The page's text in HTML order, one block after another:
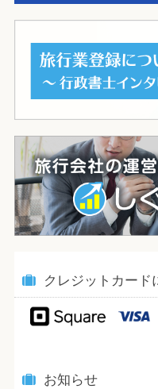
クレジットカード
お知らせ